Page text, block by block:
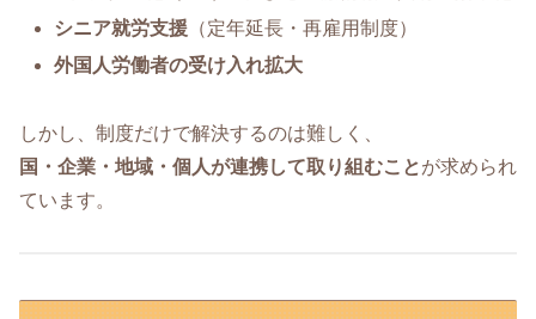
シニア就労支援 （定年延長・再雇用制度）
外国人労働者の受け入れ拡大
しかし、制度だけで解決するのは難しく、
国・企業・地域・個人が連携して取り組むことが求められ
ています。